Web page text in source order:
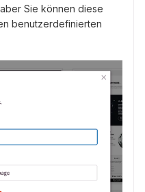
Sie können diese
benutzerdefinierten